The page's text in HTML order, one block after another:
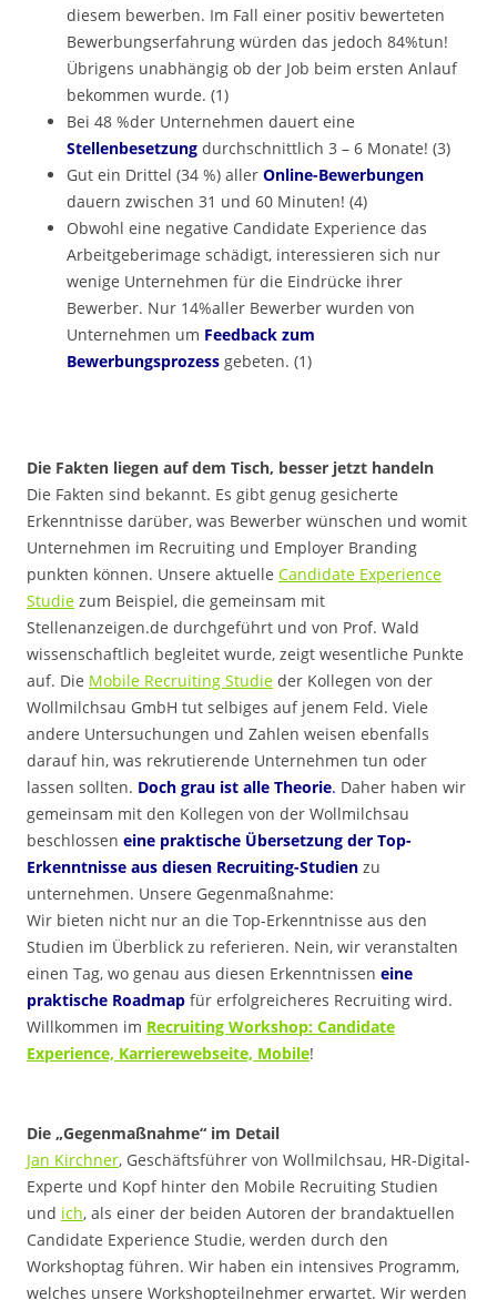
diesem bewerben. Im Fall einer positiv bewerteten
Bewerbungserfahrung würden das jedoch 84%tun!
Übrigens unabhängig ob der Job beim ersten Anlauf
bekommen wurde. (1)
Bei 48 %der Unternehmen dauert eine
Stellenbesetzung durchschnittlich 3 – 6 Monate! (3)
Gut ein Drittel (34 %) aller Online-Bewerbungen
dauern zwischen 31 und 60 Minuten! (4)
Obwohl eine negative Candidate Experience das
Arbeitgeberimage schädigt, interessieren sich nur
wenige Unternehmen für die Eindrücke ihrer
Bewerber. Nur 14%aller Bewerber wurden von
Unternehmen um Feedback zum
Bewerbungsprozess gebeten. (1)
Die Fakten liegen auf dem Tisch, besser jetzt handeln
Die Fakten sind bekannt. Es gibt genug gesicherte
Erkenntnisse darüber, was Bewerber wünschen und womit
Unternehmen im Recruiting und Employer Branding
punkten können. Unsere aktuelle Candidate Experience
Studie zum Beispiel, die gemeinsam mit
Stellenanzeigen.de durchgeführt und von Prof. Wald
wissenschaftlich begleitet wurde, zeigt wesentliche Punkte
auf. Die Mobile Recruiting Studie der Kollegen von der
Wollmilchsau GmbH tut selbiges auf jenem Feld. Viele
andere Untersuchungen und Zahlen weisen ebenfalls
darauf hin, was rekrutierende Unternehmen tun oder
lassen sollten. Doch grau ist alle Theorie. Daher haben wir
gemeinsam mit den Kollegen von der Wollmilchsau
beschlossen eine praktische Übersetzung der Top-
Erkenntnisse aus diesen Recruiting-Studien zu
unternehmen. Unsere Gegenmaßnahme:
Wir bieten nicht nur an die Top-Erkenntnisse aus den
Studien im Überblick zu referieren. Nein, wir veranstalten
einen Tag, wo genau aus diesen Erkenntnissen eine
praktische Roadmap für erfolgreicheres Recruiting wird.
Willkommen im Recruiting Workshop: Candidate
Experience, Karrierewebseite, Mobile!
Die „Gegenmaßnahme“ im Detail
Jan Kirchner, Geschäftsführer von Wollmilchsau, HR-Digital-
Experte und Kopf hinter den Mobile Recruiting Studien
und ich, als einer der beiden Autoren der brandaktuellen
Candidate Experience Studie, werden durch den
Workshoptag führen. Wir haben ein intensives Programm,
welches unsere Workshopteilnehmer erwartet. Wir werden